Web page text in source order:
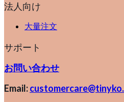
法人向け
大量注文
サポート
お問い合わせ
Email: